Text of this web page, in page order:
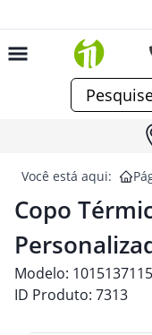
Você está aqui:
Copo
Modelo:
ID Produto: 7313